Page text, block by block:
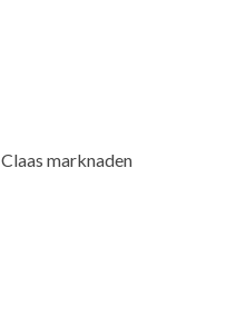
Claas marknaden